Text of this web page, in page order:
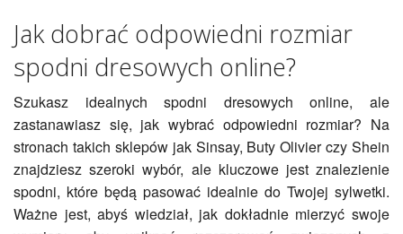
Jak dobrać odpowiedni rozmiar
spodni dresowych online?
Szukasz idealnych spodni dresowych online, ale
zastanawiasz się, jak wybrać odpowiedni rozmiar? Na
stronach takich sklepów jak Sinsay, Buty Olivier czy Shein
znajdziesz szeroki wybór, ale kluczowe jest znalezienie
spodni, które będą pasować idealnie do Twojej sylwetki.
Ważne jest, abyś wiedział, jak dokładnie mierzyć swoje